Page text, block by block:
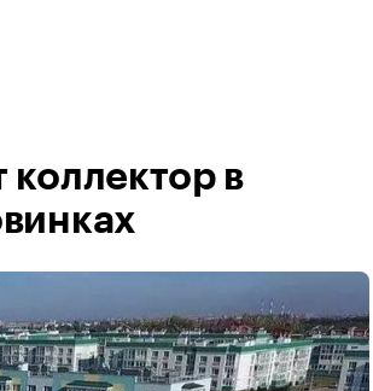
коллектор в